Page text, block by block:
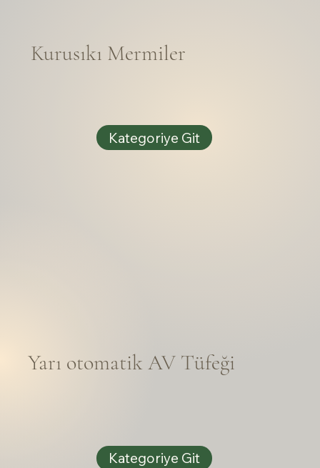
Kurusıkı Mermiler
Kategoriye Git
Yarı otomatik AV Tüfeği
Kategoriye Git